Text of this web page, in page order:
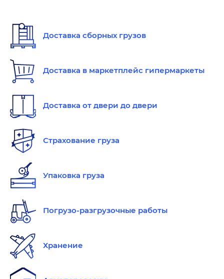
Доставка сборных грузов
Доставка в маркетплейс гипермаркеты
Доставка от двери до двери
Страхование груза
Упаковка груза
Погрузо-разгрузочные работы
Хранение